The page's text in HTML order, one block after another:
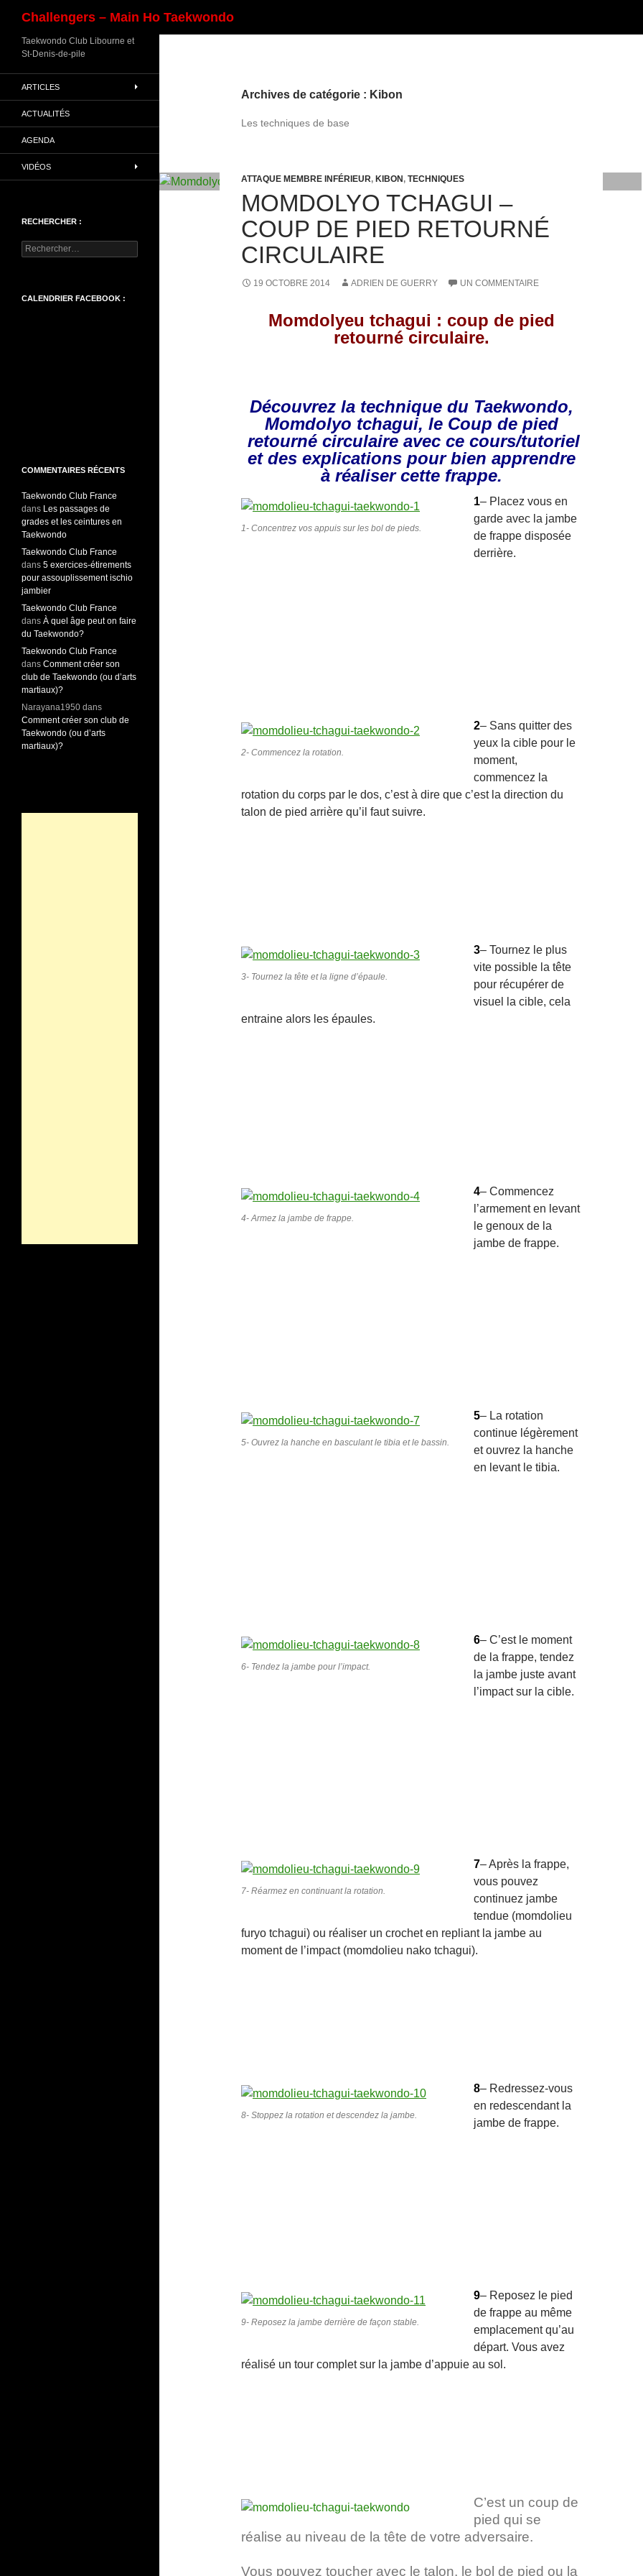
Aller
contenu
Challengers – Main Ho Taekwondo
Archives de catégorie : Kibon
Les techniques de base
ATTAQUE MEMBRE INFÉRIEUR, KIBON, TECHNIQUES
MOMDOLYO TCHAGUI –
COUP DE PIED RETOURNÉ
CIRCULAIRE
19 OCTOBRE 2014 ADRIEN DE GUERRY UN COMMENTAIRE
Momdolyeu tchagui : coup de pied
retourné circulaire.
Découvrez la technique du Taekwondo,
Momdolyo tchagui, le Coup de pied
retourné circulaire avec ce cours/tutoriel
et des explications pour bien apprendre
à réaliser cette frappe.
1- Concentrez vos appuis sur les bol de pieds.
1– Placez vous en
garde avec la jambe
de frappe disposée
derrière.
2- Commencez la rotation.
2– Sans quitter des
yeux la cible pour le
moment,
commencez la
rotation du corps par le dos, c’est à dire que c’est la direction du
talon de pied arrière qu’il faut suivre.
3- Tournez la tête et la ligne d’épaule.
3– Tournez le plus
vite possible la tête
pour récupérer de
visuel la cible, cela
entraine alors les épaules.
4- Armez la jambe de frappe.
4– Commencez
l’armement en levant
le genoux de la
jambe de frappe.
5- Ouvrez la hanche en basculant le tibia et le bassin.
5– La rotation
continue légèrement
et ouvrez la hanche
en levant le tibia.
6- Tendez la jambe pour l’impact.
6– C’est le moment
de la frappe, tendez
la jambe juste avant
l’impact sur la cible.
7- Réarmez en continuant la rotation.
7– Après la frappe,
vous pouvez
continuez jambe
tendue (momdolieu
furyo tchagui) ou réaliser un crochet en repliant la jambe au
moment de l’impact (momdolieu nako tchagui).
8- Stoppez la rotation et descendez la jambe.
8– Redressez-vous
en redescendant la
jambe de frappe.
9- Reposez la jambe derrière de façon stable.
9– Reposez le pied
de frappe au même
emplacement qu’au
départ. Vous avez
réalisé un tour complet sur la jambe d’appuie au sol.
C’est un coup de
pied qui se
réalise au niveau de la tête de votre adversaire.
Vous pouvez toucher avec le talon, le bol de pied ou la
Taekwondo Club Libourne et
St-Denis-de-pile
ARTICLES
ACTUALITÉS
AGENDA
VIDÉOS
RECHERCHER :
Rechercher :
CALENDRIER FACEBOOK :
COMMENTAIRES RÉCENTS
Taekwondo Club France
dans Les passages de
grades et les ceintures en
Taekwondo
Taekwondo Club France
dans 5 exercices-étirements
pour assouplissement ischio
jambier
Taekwondo Club France
dans À quel âge peut on faire
du Taekwondo?
Taekwondo Club France
dans Comment créer son
club de Taekwondo (ou d’arts
martiaux)?
Narayana1950 dans
Comment créer son club de
Taekwondo (ou d’arts
martiaux)?